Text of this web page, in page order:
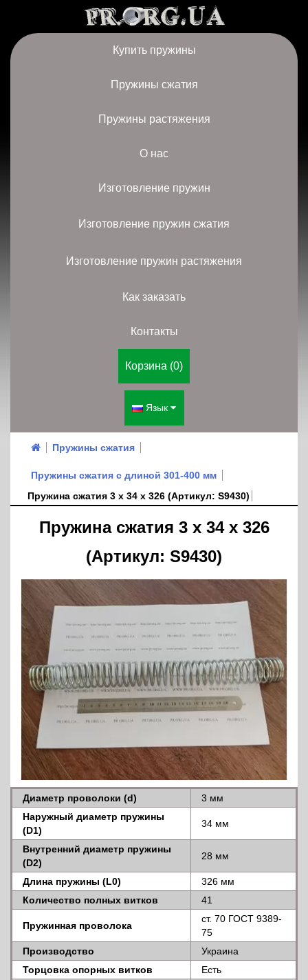
Купить пружины
Пружины сжатия
Пружины растяжения
О нас
Изготовление пружин
Изготовление пружин сжатия
Изготовление пружин растяжения
Как заказать
Контакты
Корзина (0)
Язык
Пружины сжатия
Пружины сжатия с длиной 301-400 мм
Пружина сжатия 3 х 34 х 326 (Артикул: S9430)
Пружина сжатия 3 х 34 х 326
(Артикул: S9430)
Диаметр проволоки (d)
3 мм
Наружный диаметр пружины
(D1)
34 мм
Внутренний диаметр пружины
(D2)
28 мм
Длина пружины (L0)
326 мм
Количество полных витков
41
Пружинная проволока
ст. 70 ГОСТ 9389-
75
Производство
Украина
Торцовка опорных витков
Есть